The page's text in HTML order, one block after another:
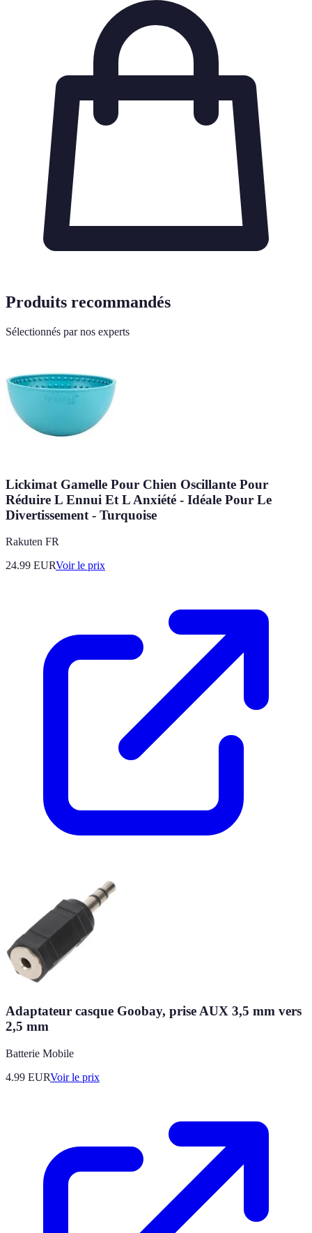
Produits recommandés
Sélectionnés par nos experts
Lickimat Gamelle Pour Chien Oscillante Pour
Réduire L Ennui Et L Anxiété - Idéale Pour Le
Divertissement - Turquoise
Rakuten FR
24.99 EURVoir le prix
Adaptateur casque Goobay, prise AUX 3,5 mm vers
2,5 mm
Batterie Mobile
4.99 EURVoir le prix